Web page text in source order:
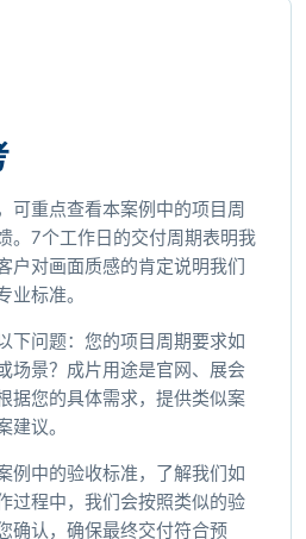
可重点查看本案例中的项目周
。7个工作日的交付周期表明我
户对画面质感的肯定说明我们
业标准。
下问题：您的项目周期要求如
场景？成片用途是官网、展会
据您的具体需求，提供类似案
建议。
例中的验收标准，了解我们如
过程中，我们会按照类似的验
确认，确保最终交付符合预